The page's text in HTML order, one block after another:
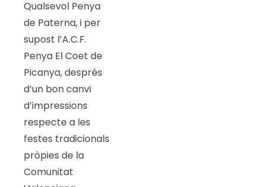
Qualsevol Penya
de Paterna, i per
supost l’A.C.F.
Penya El Coet de
Picanya, després
d’un bon canvi
d’impressions
respecte a les
festes tradicionals
pròpies de la
Comunitat